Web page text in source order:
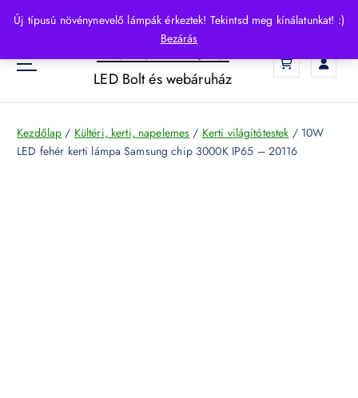
Új típusú növénynevelő lámpák érkeztek! Tekintsd meg kínálatunkat! :)
Bezárás
p
o
HelloLED.hu
LED Bolt és webáruház
Kezdőlap / Kültéri, kerti, napelemes / Kerti világítótestek / 10W
LED fehér kerti lámpa Samsung chip 3000K IP65 – 20116